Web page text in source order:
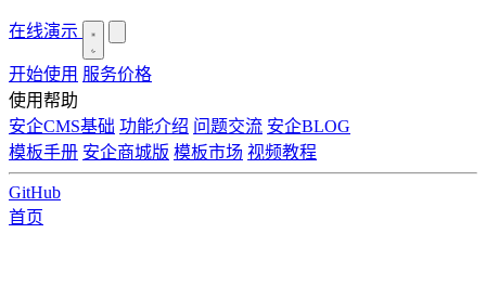
在线演示
开始使用 服务价格
使用帮助
安企CMS基础 功能介绍 问题交流 安企BLOG
模板手册 安企商城版 模板市场 视频教程
GitHub
首页